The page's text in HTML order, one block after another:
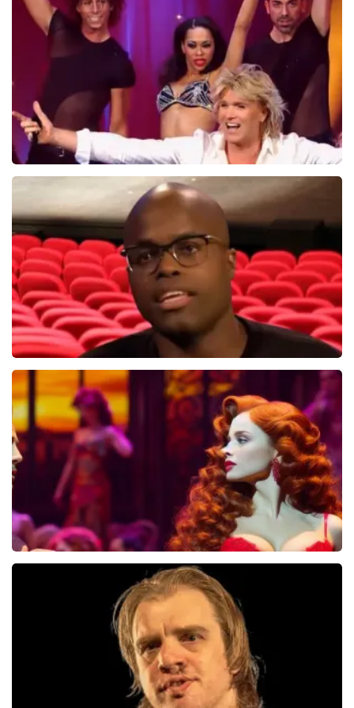
274+
BEKIJKEN
Hans Klok
314+ reviews
BEKIJKEN
Jandino Asporaat
499+ reviews
BEKIJKEN
Pretty Woman
44reviews
BEKIJKEN